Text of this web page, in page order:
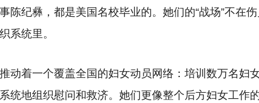
陈纪彝，都是美国名校毕业的。她们的“战场”不在伤
系统里。
动着一个覆盖全国的妇女动员网络：培训数万名妇
统地组织慰问和救济。她们更像整个后方妇女工作